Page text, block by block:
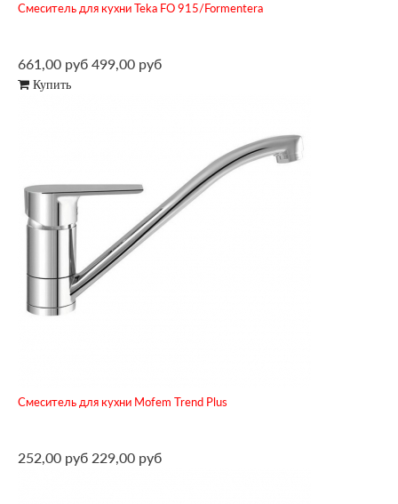
Смеситель для кухни Teka FO 915/Formentera
661,00 руб 499,00 руб
Купить
Смеситель для кухни Mofem Trend Plus
252,00 руб 229,00 руб